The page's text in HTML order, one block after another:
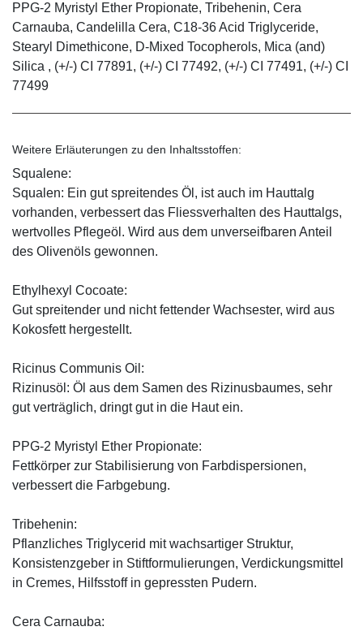
PPG-2 Myristyl Ether Propionate, Tribehenin, Cera
Carnauba, Candelilla Cera, C18-36 Acid Triglyceride,
Stearyl Dimethicone, D-Mixed Tocopherols, Mica (and)
Silica , (+/-) CI 77891, (+/-) CI 77492, (+/-) CI 77491, (+/-) CI
77499
Weitere Erläuterungen zu den Inhaltsstoffen:
Squalene:
Squalen: Ein gut spreitendes Öl, ist auch im Hauttalg
vorhanden, verbessert das Fliessverhalten des Hauttalgs,
wertvolles Pflegeöl. Wird aus dem unverseifbaren Anteil
des Olivenöls gewonnen.
Ethylhexyl Cocoate:
Gut spreitender und nicht fettender Wachsester, wird aus
Kokosfett hergestellt.
Ricinus Communis Oil:
Rizinusöl: Öl aus dem Samen des Rizinusbaumes, sehr
gut verträglich, dringt gut in die Haut ein.
PPG-2 Myristyl Ether Propionate:
Fettkörper zur Stabilisierung von Farbdispersionen,
verbessert die Farbgebung.
Tribehenin:
Pflanzliches Triglycerid mit wachsartiger Struktur,
Konsistenzgeber in Stiftformulierungen, Verdickungsmittel
in Cremes, Hilfsstoff in gepressten Pudern.
Cera Carnauba: